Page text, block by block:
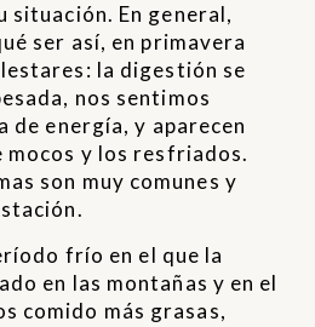
situación. En general,
ser así, en primavera
la digestión se
nos sentimos
energía, y aparecen
mocos y los resfriados.
son muy comunes y
frío en el que la
en las montañas y en el
comido más grasas,